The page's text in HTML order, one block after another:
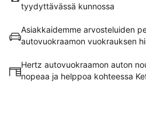
tyydyttävässä kunnossa
Asiakkaidemme arvosteluiden
autovuokraamon vuokrauksen
Hertz autovuokraamon auton
nopeaa ja helppoa kohteessa